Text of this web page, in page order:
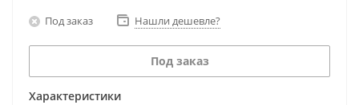
Под заказ Нашли дешевле?
Под заказ
Характеристики